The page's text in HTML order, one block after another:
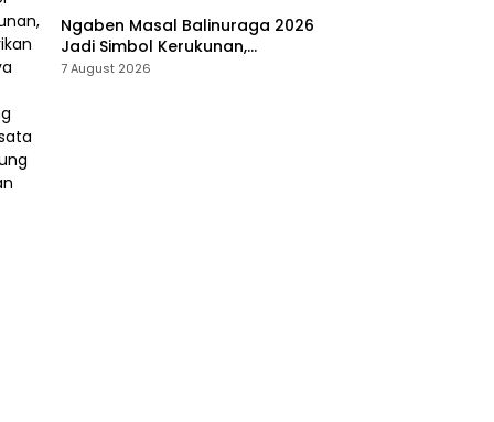
Ngaben Masal Balinuraga 2026
Jadi Simbol Kerukunan,
Lestarikan Budaya dan Dorong
7 August 2026